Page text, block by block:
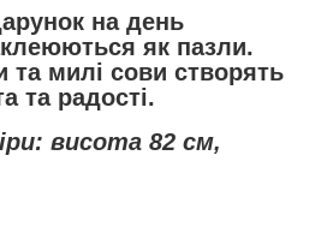
на день
як пазли.
та милі сови створять
та радості.
висота 82 см,